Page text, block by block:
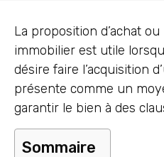
La proposition d’achat ou
immobilier est utile
désire faire l’acquisition
présente comme un
garantir le bien à des
Sommaire